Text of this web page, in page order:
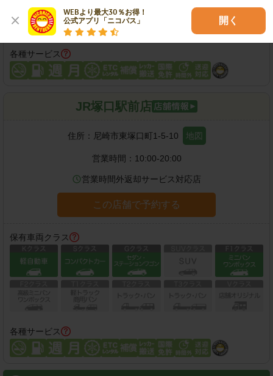
WEBより最大30％お得！
公式アプリ「ニコパス」
開く
各種サービス
JR塚口駅前店
住所： 尼崎市東塚口町1-5-10 地図
営業時間： 10:00-20:00
営業時間外返却サービス対応店
この店舗で予約する
保有車両クラス
各種サービス